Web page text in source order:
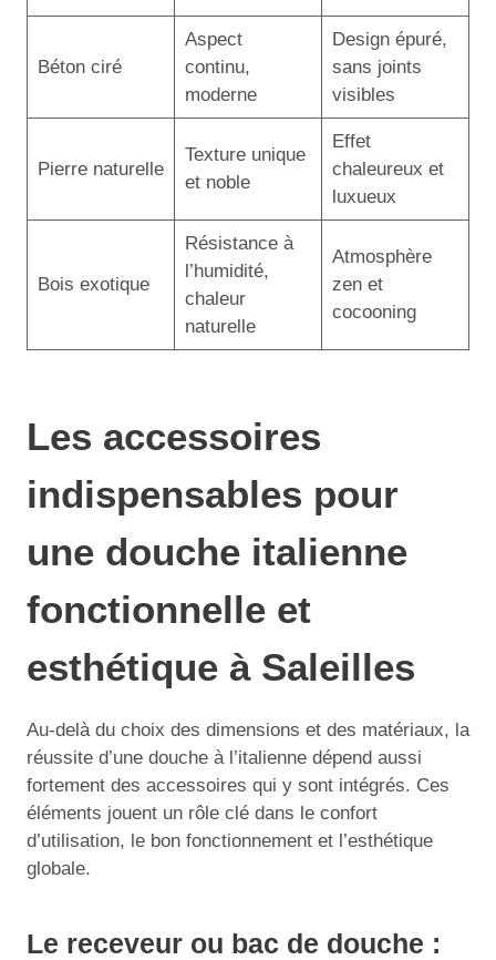
Béton ciré
Aspect
continu,
moderne
Design épuré,
sans joints
visibles
Pierre naturelle
Texture unique
et noble
Effet
chaleureux et
luxueux
Bois exotique
Résistance à
l’humidité,
chaleur
naturelle
Atmosphère
zen et
cocooning
Les accessoires
indispensables pour
une douche italienne
fonctionnelle et
esthétique à Saleilles
Au-delà du choix des dimensions et des matériaux, la
réussite d’une douche à l’italienne dépend aussi
fortement des accessoires qui y sont intégrés. Ces
éléments jouent un rôle clé dans le confort
d’utilisation, le bon fonctionnement et l’esthétique
globale.
Le receveur ou bac de douche :